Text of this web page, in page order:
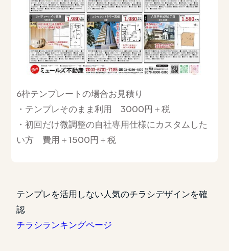
6枠テンプレートの場合お見積り
・テンプレそのまま利用 3000円＋税
・初回だけ微調整の自社専用仕様にカスタムした
い方 費用＋1500円＋税
テンプレを活用しない人気のチラシデザインを確
認
チラシランキングページ